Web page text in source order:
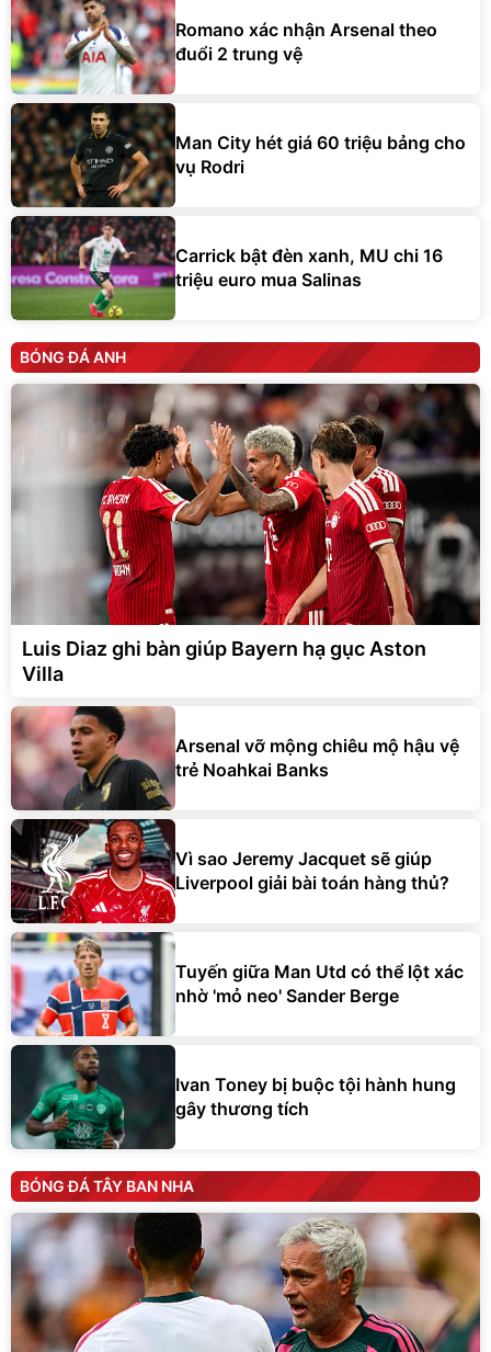
Romano xác nhận Arsenal theo
đuổi 2 trung vệ
Man City hét giá 60 triệu bảng cho
vụ Rodri
Carrick bật đèn xanh, MU chi 16
triệu euro mua Salinas
BÓNG ĐÁ ANH
Luis Diaz ghi bàn giúp Bayern hạ gục Aston
Villa
Arsenal vỡ mộng chiêu mộ hậu vệ
trẻ Noahkai Banks
Vì sao Jeremy Jacquet sẽ giúp
Liverpool giải bài toán hàng thủ?
Tuyến giữa Man Utd có thể lột xác
nhờ 'mỏ neo' Sander Berge
Ivan Toney bị buộc tội hành hung
gây thương tích
BÓNG ĐÁ TÂY BAN NHA